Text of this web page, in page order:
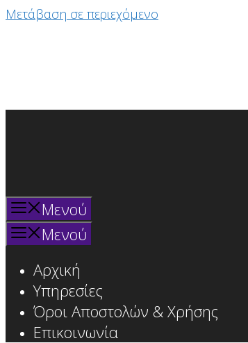
Μετάβαση σε περιεχόμενο
Μενού
Μενού
Αρχική
Υπηρεσίες
Όροι Αποστολών & Χρήσης
Επικοινωνία